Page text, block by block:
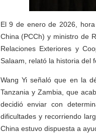
El 9 de enero de 2026,
China (PCCh) y ministro de
Relaciones Exteriores y
Salaam, relató la historia del
Wang Yi señaló que en la
Tanzania y Zambia, que
decidió enviar con
dificultades y recorriendo
China estuvo dispuesta a